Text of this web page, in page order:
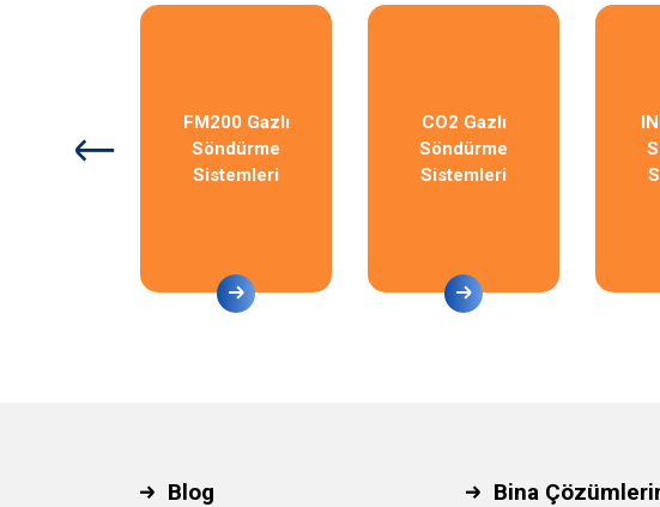
FM200 Gazlı
Söndürme
Sistemleri
CO2 Gazlı
Söndürme
Sistemleri
Blog Bina